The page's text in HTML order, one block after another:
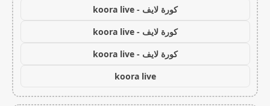
كورة لايف - koora live
كورة لايف - koora live
كورة لايف - koora live
koora live